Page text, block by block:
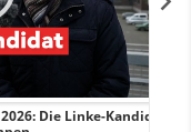
Linke-Kandidat